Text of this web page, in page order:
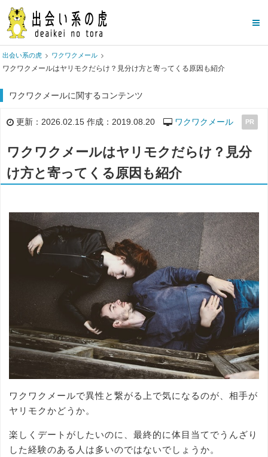
出会い系の虎 ワクワクメール
ワクワクメールはヤリモクだらけ？見分け方と寄ってくる原因も紹介
ワクワクメールに関するコンテンツ
更新：2026.02.15 作成：2019.08.20 ワクワクメール PR
ワクワクメールはヤリモクだらけ？見分
け方と寄ってくる原因も紹介
ワクワクメールで異性と繋がる上で気になるのが、相手が
ヤリモクかどうか。
楽しくデートがしたいのに、最終的に体目当てでうんざり
した経験のある人は多いのではないでしょうか。